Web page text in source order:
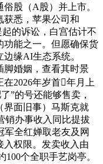
股（A股）并上市。
获悉，苹果公司和
的诉讼，白宫估计不
功能之一。但愿确保货
缘AI生态系统。
脚婚姻，查看其时景
2026年岁首年月上
”的号还能够售卖，
界面旧事）马斯克就
销办事收入同比提拔
军全红婵取老友及网
入权限。发卖收入由
100个全职手艺岗亭。